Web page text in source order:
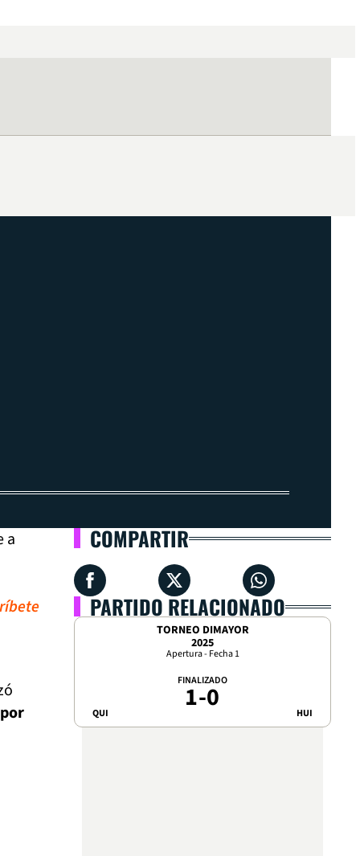
a
COMPARTIR
PARTIDO RELACIONADO
TORNEO DIMAYOR
2025
Apertura - Fecha 1
QUI
FINALIZADO
1-0 HUI